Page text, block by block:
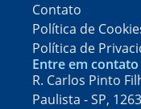
Contato
Política de
Política de
Entre em contato
R. Carlos Pinto
Paulista - SP,